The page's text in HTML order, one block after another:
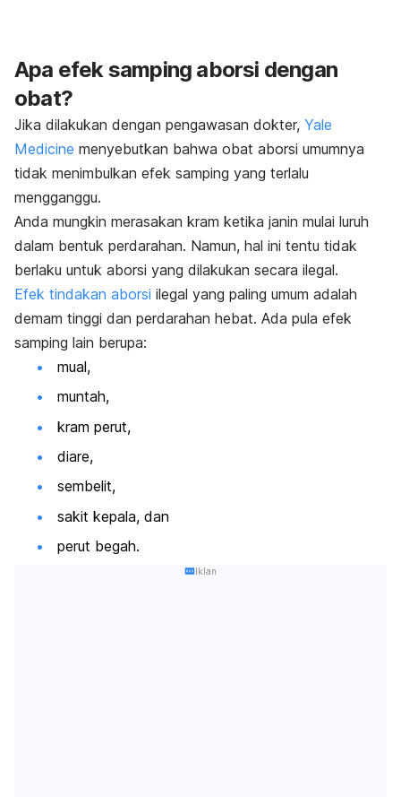
Apa efek samping aborsi dengan
obat?
Jika dilakukan dengan pengawasan dokter, Yale
Medicine menyebutkan bahwa obat aborsi umumnya
tidak menimbulkan efek samping yang terlalu
mengganggu.
Anda mungkin merasakan kram ketika janin mulai luruh
dalam bentuk perdarahan. Namun, hal ini tentu tidak
berlaku untuk aborsi yang dilakukan secara ilegal.
Efek tindakan aborsi ilegal yang paling umum adalah
demam tinggi dan perdarahan hebat. Ada pula efek
samping lain berupa:
mual,
muntah,
kram perut,
diare,
sembelit,
sakit kepala, dan
perut begah.
Iklan